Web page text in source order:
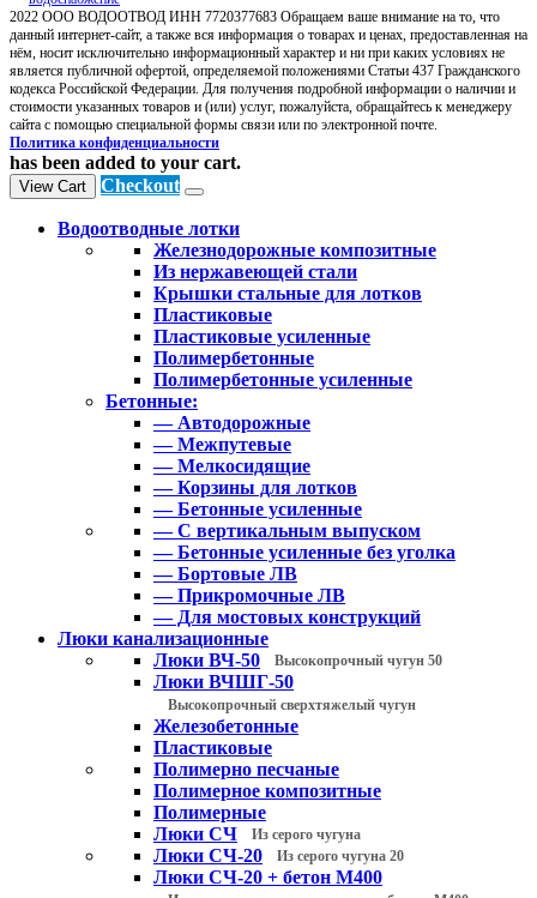
2022 ООО ВОДООТВОД ИНН 7720377683 Обращаем ваше внимание на то, что
данный интернет-сайт, а также вся информация о товарах и ценах, предоставленная на
нём, носит исключительно информационный характер и ни при каких условиях не
является публичной офертой, определяемой положениями Статьи 437 Гражданского
кодекса Российской Федерации. Для получения подробной информации о наличии и
стоимости указанных товаров и (или) услуг, пожалуйста, обращайтесь к менеджеру
сайта с помощью специальной формы связи или по электронной почте.
Политика конфиденциальности
has been added to your cart.
View Cart Checkout
Водоотводные лотки
Железнодорожные композитные
Из нержавеющей стали
Крышки стальные для лотков
Пластиковые
Пластиковые усиленные
Полимербетонные
Полимербетонные усиленные
Бетонные:
— Автодорожные
— Межпутевые
— Мелкосидящие
— Корзины для лотков
— Бетонные усиленные
— С вертикальным выпуском
— Бетонные усиленные без уголка
— Бортовые ЛВ
— Прикромочные ЛВ
— Для мостовых конструкций
Люки канализационные
Люки ВЧ-50
Высокопрочный чугун 50
Люки ВЧШГ-50
Высокопрочный сверхтяжелый чугун
Железобетонные
Пластиковые
Полимерно песчаные
Полимерное композитные
Полимерные
Люки СЧ
Из серого чугуна
Люки СЧ-20 Из серого чугуна 20
Люки СЧ-20 + бетон М400